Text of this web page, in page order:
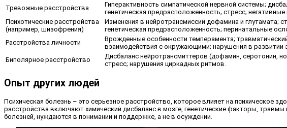
Тревожные расстройства
Гиперактивность симпатической нервной системы;
генетическая предрасположенность; стресс;
Психотические расстройства
(например, шизофрения)
Изменения в нейротрансмиссии дофамина и глутамата;
генетическая предрасположенность; перинатальные
Расстройства личности
Врожденные особенности темперамента;
взаимодействия с окружающими; нарушения в развитии
Биполярное расстройство
Дисбаланс нейротрансмиттеров (дофамин, серотонин,
стресс; нарушения циркадных ритмов.
Опыт других людей
Психическая болезнь – это серьезное расстройство, которое влияет на
расстройства включают химический дисбаланс в мозге, генетические факторы,
болезней, нуждаются в понимании и поддержке, а не в осуждении.